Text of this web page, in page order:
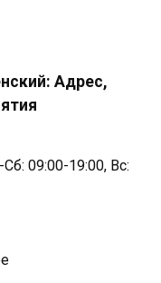
Адрес,
09:00-19:00, Вс: